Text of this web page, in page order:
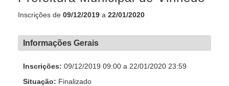
Inscrições de 09/12/2019 a 22/01/2020
Informações Gerais
Inscrições: 09/12/2019 09:00 a 22/01/2020 23:59
Situação: Finalizado